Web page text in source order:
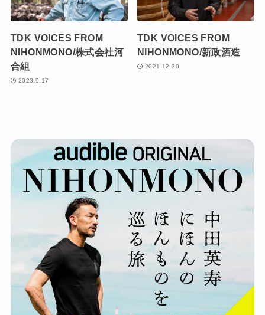
TDK VOICES FROM
NIHONMONO/株式会社河
合組
2023.9.17
TDK VOICES FROM
NIHONMONO/新政酒造
2021.12.30